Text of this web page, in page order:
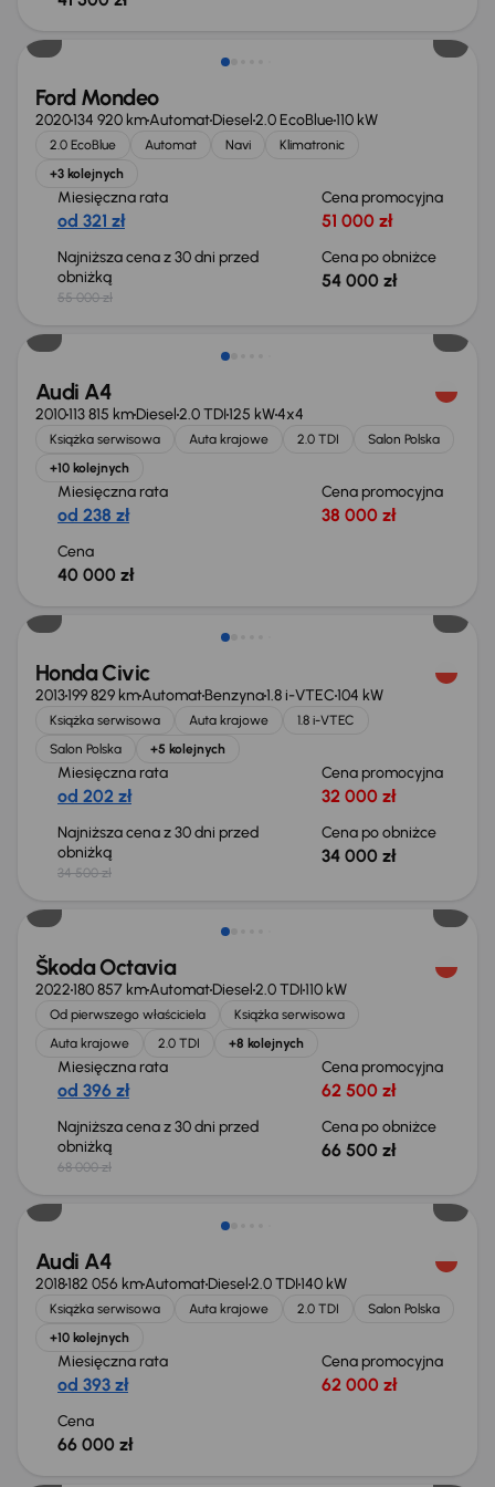
Taniej o 1 000 zł
Ford Mondeo
2020134 920 kmAutomatDiesel2.0 EcoBlue110 kW
2.0 EcoBlue Automat Navi
Klimatronic
+3 kolejnych
Miesięczna rata
od 321 zł
Cena promocyjna
51 000 zł
Najniższa cena z 30 dni przed
obniżką
55 000 zł
Cena po obniżce
54 000 zł
Audi A4
2010113 815 kmDiesel2.0 TDI125 kW4x4
Książka serwisowa Auta krajowe 2.0 TDI
Salon Polska
+10 kolejnych
Miesięczna rata
od 238 zł
Cena promocyjna
38 000 zł
Cena
40 000 zł
Honda Civic
2013199 829 kmAutomatBenzyna1.8 i-VTEC104 kW
Książka serwisowa Auta krajowe
1.8 i-VTEC
Salon Polska
+5 kolejnych
Miesięczna rata
od 202 zł
Cena promocyjna
32 000 zł
Najniższa cena z 30 dni przed
obniżką
34 500 zł
Cena po obniżce
34 000 zł
Świeżo skupione
Škoda Octavia
2022180 857 kmAutomatDiesel2.0 TDI110 kW
Od pierwszego właściciela
Książka serwisowa
Auta krajowe
2.0 TDI +8 kolejnych
Miesięczna rata
od 396 zł
Cena promocyjna
62 500 zł
Najniższa cena z 30 dni przed
obniżką
68 000 zł
Cena po obniżce
66 500 zł
Audi A4
2018182 056 kmAutomatDiesel2.0 TDI140 kW
Książka serwisowa Auta krajowe 2.0 TDI
Salon Polska
+10 kolejnych
Miesięczna rata
od 393 zł
Cena promocyjna
62 000 zł
Cena
66 000 zł